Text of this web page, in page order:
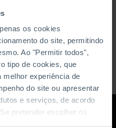
os cookies
do site, permitindo
Ao "Permitir todos",
tipo de cookies, que
melhor experiência de
do site ou apresentar
e serviços, de acordo
pretender escolher os